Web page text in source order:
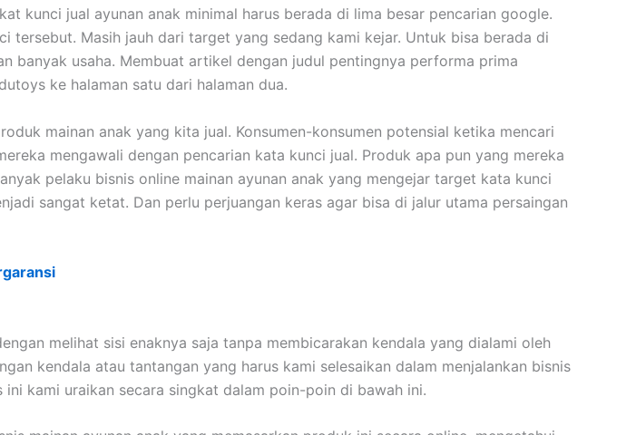
kunci jual ayunan anak minimal harus berada di lima besar pencarian google.
Masih jauh dari target yang sedang kami kejar. Untuk bisa berada di
banyak usaha. Membuat artikel dengan judul pentingnya performa prima
ke halaman satu dari halaman dua.
mainan anak yang kita jual. Konsumen-konsumen potensial ketika mencari
mengawali dengan pencarian kata kunci jual. Produk apa pun yang mereka
pelaku bisnis online mainan ayunan anak yang mengejar target kata kunci
sangat ketat. Dan perlu perjuangan keras agar bisa di jalur utama persaingan
melihat sisi enaknya saja tanpa membicarakan kendala yang dialami oleh
kendala atau tantangan yang harus kami selesaikan dalam menjalankan bisnis
kami uraikan secara singkat dalam poin-poin di bawah ini.